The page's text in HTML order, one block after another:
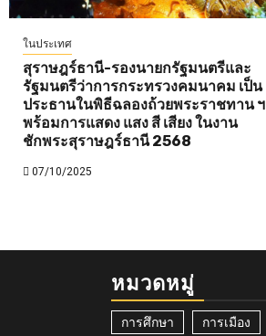
ในประเทศ
สุราษฎร์ธานี-รองนายกรัฐมนตรีและ
รัฐมนตรีว่าการกระทรวงคมนาคม เป็น
ประธานในพิธีฉลองถ้วยพระราชทาน ฯ
พร้อมการแสดง แสง สี เสียง ในงาน
ชักพระสุราษฎร์ธานี 2568
07/10/2025
หมวดหมู่
การศึกษา การเมือง